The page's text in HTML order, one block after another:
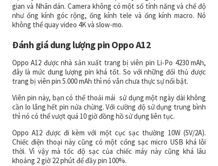
gian và Nhãn dán. Camera không có một số tính năng và chế độ
như ống kính góc rộng, ống kính tele và ống kính macro. Nó
không thể quay video 4K và slow-mo.
Đánh giá dung lượng pin Oppo A12
Oppo A12 được nhà sản xuất trang bị viên pin Li-Po 4230 mAh,
đây là mức dung lượng pin khá tốt. So với những đối thủ được
trang bị viên pin 5.000 mAh thì nó vẫn chưa thực sự nổi bật.
Viên pin này, bạn có thể thoải mái sử dụng một ngày dài không
cần lo lắng hết pin nửa chừng. Với cường độ sử dụng trung bình
thì nó có thể vượt quá 10 giờ đồng hồ sử dụng liên tục.
Oppo A12 được đi kèm với một cục sạc thường 10W (5V/2A).
Chiếc điện thoại này cũng có một cổng sạc micro USB khá lỗi
thời. Vì vậy mà tốc độ sạc của chiếc máy này cũng khá lâu
khoảng 2 giờ 22 phút để đầy pin 100%.